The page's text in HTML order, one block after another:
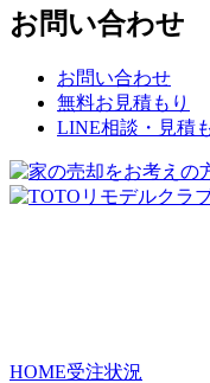
お問い合わせ
お問い合わせ
無料お見積もり
LINE相談・見積
HOME受注状況